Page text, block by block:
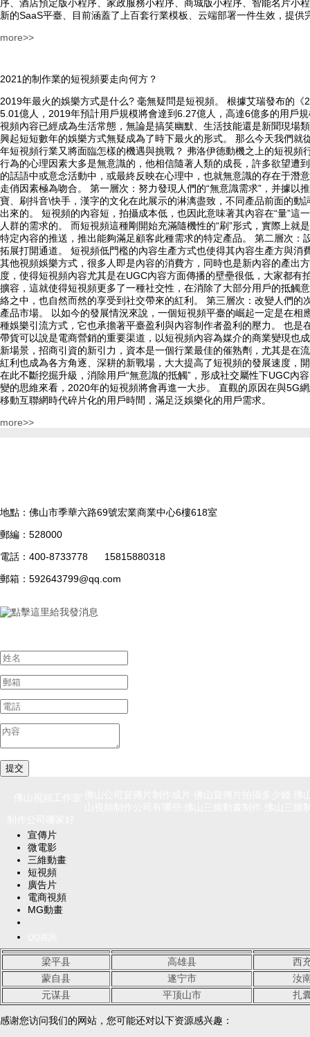
序、酒店預定版小程序、家政服務小程序、商城版小程序、智能名片小
新的SaaS平臺、目前涵蓋了上百套行業模板、云端部署一件生效，提
more>>
2021的制作業的短視頻要走向何方？
2019年最火的娛樂方式是什么? 毫無疑問是短視頻。 根據艾瑞發布的
5.01億人，2019年預計用戶規模將會達到6.27億人，高達6億多的用戶
視頻內容已經成為生活常態，無論是搞笑幽默、生活技能還是新聞現場
興起短短數年的娛樂方式無疑成為了時下最火的形式。 那么今天我們
年短視頻行業又將面臨怎樣的機遇與挑戰？ 弗洛伊德動機之上的短視
行為的心理因素大多是無意識的，他相信隨著人類的成長，許多欲望遭
的話語中或意念活動中，或最終反映在心理中，也就無意識的存在于潛
走俏因素極為吻合。 第一層次：努力發現人們的“無意識需求”，并據
寶、刷抖音\快手，漢字的文化在此展示的淋漓盡致，不同產品前面的
出來的。 短視頻的內容短，拍攝成本低，也因此意味著其內容在“量”
人群的需求的。 而短視頻這種剛開始充滿隨機性的“刷”形式，實際上
特定內容的推送，推出能夠滿足顧客此種需求的特定產品。 第二層次
拓展打開通道。 短視頻低門檻的內容生產方式也使得其內容生產方與
其他視頻娛樂方式，很多人即是內容的消費方，同時也是新內容的產出
度，使得短視頻內容尤其是在UGC內容方面傳播的壁壘很低，大家都
擴容，這就使得短視頻更多了一種社交性，在消除了大部分用戶的抵觸
絡之中，也自然而然的享受到社交帶來的紅利。 第三層次：改變人們
產品市場。 以如今的發展情況來說，一個短視頻平臺的崛起一定是在
種娛樂引流方式，它也承擔著平臺盈利與內容制作者盈利的壓力。 也
帶貨可以說是電商營銷的重要渠道，以短視頻內容為媒介的商業變現也
新場景，招商引資的新引力，資本是一個行業最佳的催熟劑，尤其是在
紅利也成為各方角逐、深耕的新戰場，大大提高了短視頻的發展速度，
在此不斷挖掘升級，消除用戶“無意識的抵觸”，形成社交屬性下UGC
變的思維來看，2020年的短視頻將會再進一大步。 直觀的原因在與5G
移動互聯網時代碎片化的用戶時間，滿足泛娛樂化的用戶需求。
more>>
地點： 佛山市季華六路69號宏業商業中心6樓618室
郵編： 528000
電話： 400-8733778 15815880318
郵箱： 592643799@qq.com
宣傳片
微電影
三維動畫
短視頻
廣告片
電商視頻
MG動畫
梁平县 高雄县
西
蒙自县
遂宁市
汝
元谋县
平顶山市 扎
感谢您访问我们的网站，您可能还对以下资源感兴趣：